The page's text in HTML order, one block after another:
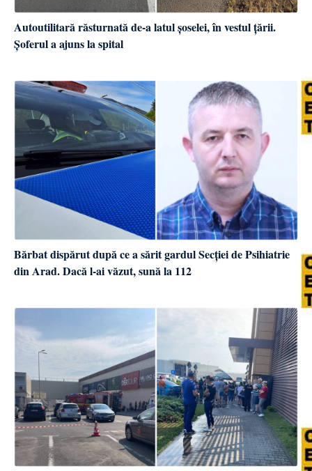
Autoutilitară răsturnată de-a latul șoselei, în vestul țării.
Șoferul a ajuns la spital
Bărbat dispărut după ce a sărit gardul Secției de Psihiatrie
din Arad. Dacă l-ai văzut, sună la 112